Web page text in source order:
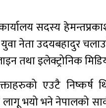
सदस्य
नेता उदयबहादुर
तथा इलेक्ट्रोनिक
एउटै निष्कर्ष
लागू भयो भने नेपालको